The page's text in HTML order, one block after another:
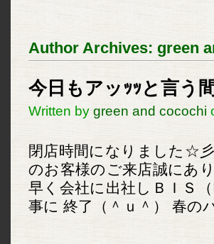
Author Archives: green
今日もアッｯｯと言う
Written by green and cocochi
閉店時間になりました☆
のお客様のご来店誠にあ
早く会社に出社しＢＩＳ
事に 終了（＾ｕ＾） 春